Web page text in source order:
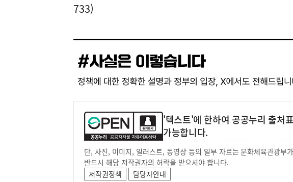
733)
'텍스트'에 한하여 공공누리 출처
가능합니다.
단, 사진, 이미지, 일러스트, 동영상 등의 일부 자료는 문화체육관광부
반드시 해당 저작권자의 허락을 받으셔야 합니다.
저작권정책
담당자안내